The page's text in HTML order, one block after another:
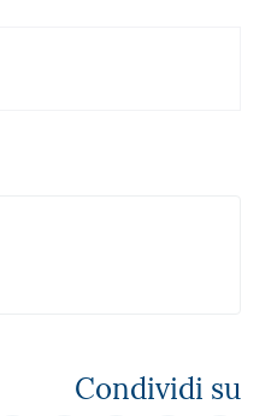
Condividi su